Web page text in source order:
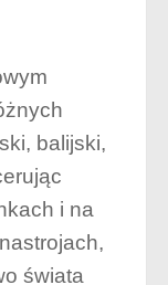
balijski,
i na
świata